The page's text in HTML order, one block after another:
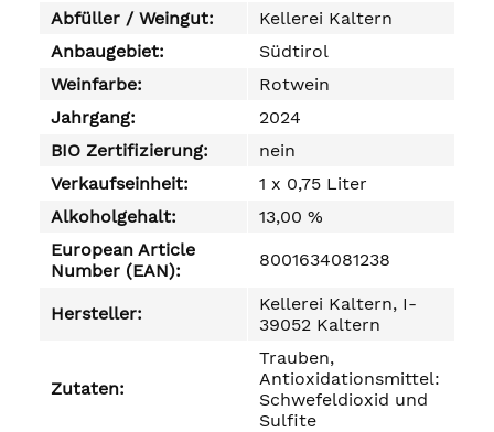
Abfüller / Weingut:
Kellerei Kaltern
Anbaugebiet:
Südtirol
Weinfarbe:
Rotwein
Jahrgang:
2024
BIO Zertifizierung:
nein
Verkaufseinheit:
1 x 0,75 Liter
Alkoholgehalt:
13,00 %
European Article
Number (EAN):
8001634081238
Hersteller:
Kellerei Kaltern, I-
39052 Kaltern
Zutaten:
Trauben,
Antioxidationsmittel:
Schwefeldioxid und
Sulfite